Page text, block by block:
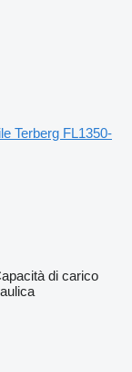
Terberg FL1350-
di carico